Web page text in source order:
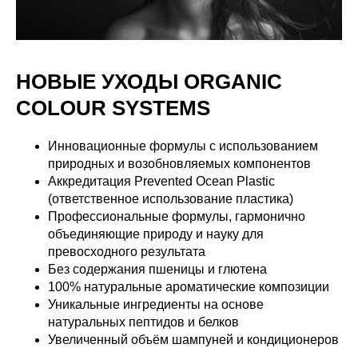
НОВЫЕ УХОДЫ ORGANIC
COLOUR SYSTEMS
Инновационные формулы с использованием
природных и возобновляемых компонентов
Аккредитация Prevented Ocean Plastic
(ответственное использование пластика)
Профессиональные формулы, гармонично
объединяющие природу и науку для
превосходного результата
Без содержания пшеницы и глютена
100% натуральные ароматические композиции
Уникальные ингредиенты на основе
натуральных пептидов и белков
Увеличенный объём шампуней и кондиционеров